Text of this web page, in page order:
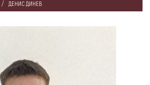
ДЕНИС ДИНЕВ